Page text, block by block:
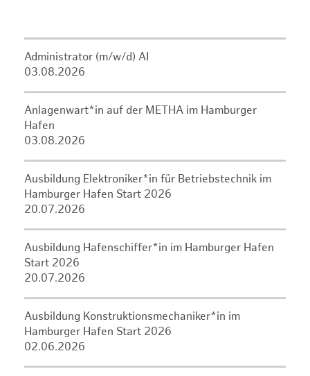
Administrator (m/w/d) AI
03.08.2026
Anlagenwart*in auf der METHA im Hamburger
Hafen
03.08.2026
Ausbildung Elektroniker*in für Betriebstechnik im
Hamburger Hafen Start 2026
20.07.2026
Ausbildung Hafenschiffer*in im Hamburger Hafen
Start 2026
20.07.2026
Ausbildung Konstruktionsmechaniker*in im
Hamburger Hafen Start 2026
02.06.2026